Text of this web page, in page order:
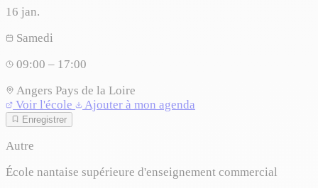
16 jan.
Samedi
09:00 – 17:00
Angers Pays de la Loire
Voir l'école
Ajouter à mon agenda
Enregistrer
Autre
École nantaise supérieure d'enseignement commercial